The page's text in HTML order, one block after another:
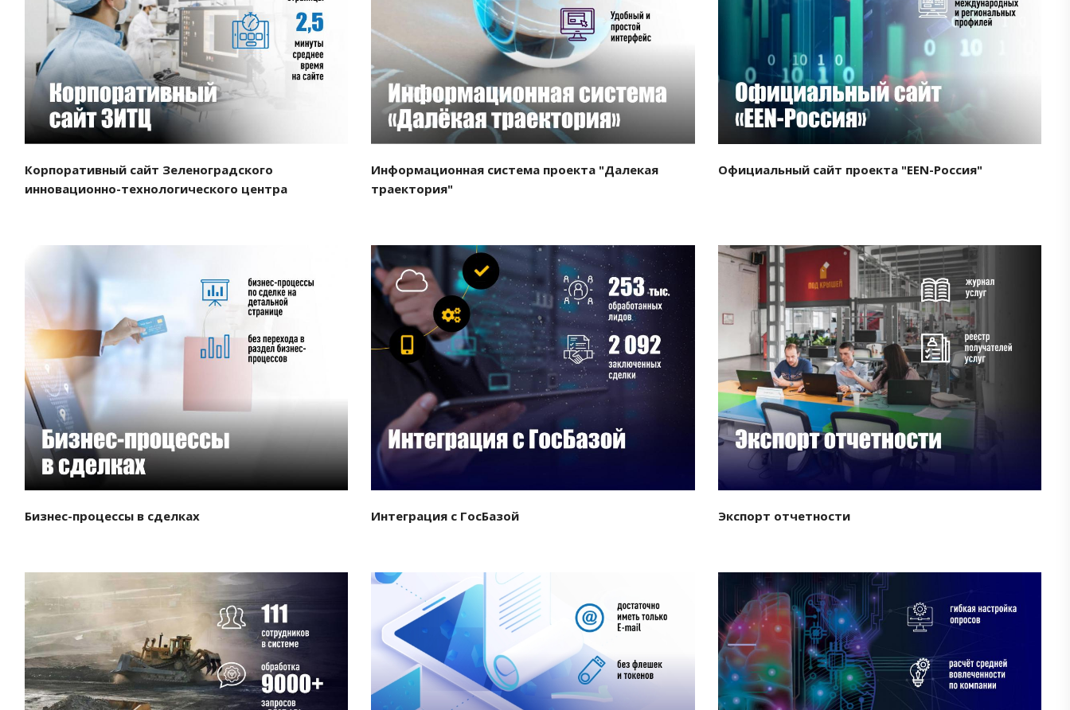
Смотреть проект
Корпоративный сайт Зеленоградского
инновационно-технологического центра
Смотреть проект
Информационная система проекта "Далекая
траектория"
Смотреть проект
Официальный сайт проекта "EEN-Россия"
Бизнес-процессы в сделках
Смотреть проект
Интеграция с ГосБазой
Смотреть проект
Экспорт отчетности
Смотреть проект Смотреть проект Смотреть проект